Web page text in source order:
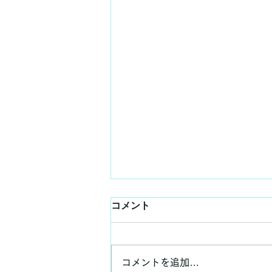
コメント
コメントを追加…